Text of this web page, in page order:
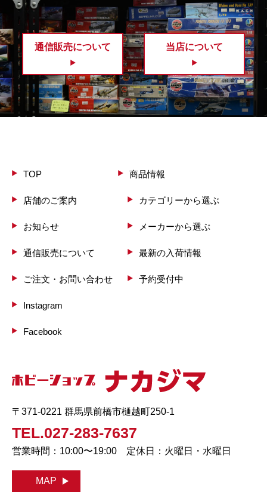
通信販売について 当店について
TOP
店舗のご案内
お知らせ
通信販売について
ご注文・お問い合わせ
Instagram
Facebook
商品情報
カテゴリーから選ぶ
メーカーから選ぶ
最新の入荷情報
予約受付中
〒371-0221 群馬県前橋市樋越町250-1
TEL.027-283-7637
営業時間：10:00〜19:00 定休日：火曜日・水曜日
MAP